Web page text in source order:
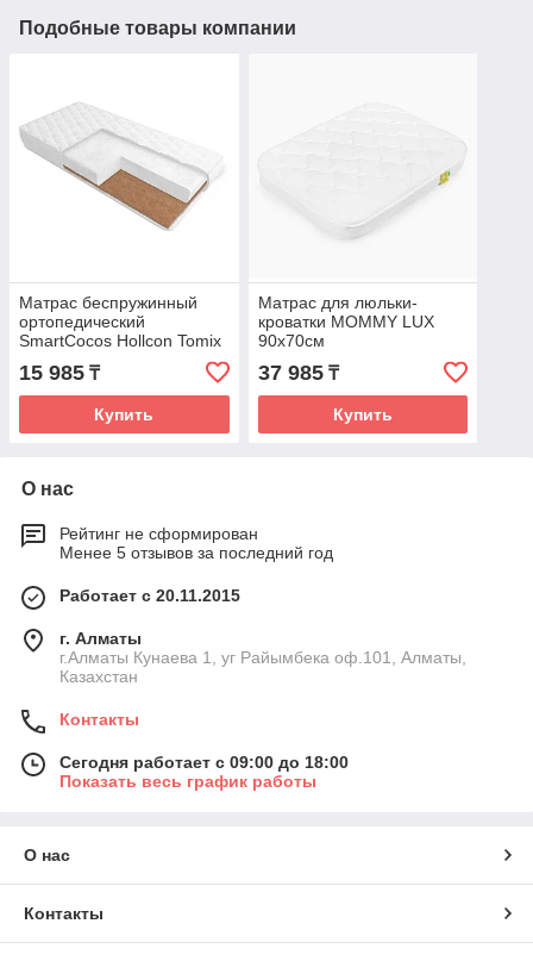
Подобные товары компании
Матрас беспружинный
ортопедический
SmartCocos Hollcon Tomix
15 985 ₸
Купить
Матрас для люльки-
кроватки MOMMY LUX
90х70см
37 985₸
Купить
О нас
Рейтинг не сформирован
Менее 5 отзывов за последний год
Работает с 20.11.2015
г. Алматы
г.Алматы Кунаева 1, уг Райымбека оф.101, Алматы,
Казахстан
Контакты
Сегодня работает с 09:00 до 18:00
Показать весь график работы
О нас
Контакты